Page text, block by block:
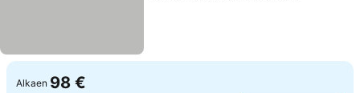
Alkaen 98 €